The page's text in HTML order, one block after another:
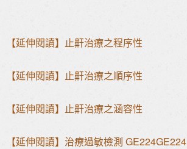
【延伸閱讀】止鼾治療之程序性
【延伸閱讀】止鼾治療之順序性
【延伸閱讀】止鼾治療之涵容性
【延伸閱讀】治療過敏檢測 GE224GE224